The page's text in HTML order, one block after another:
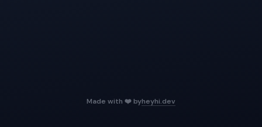
Made with ❤️ byheyhi.dev